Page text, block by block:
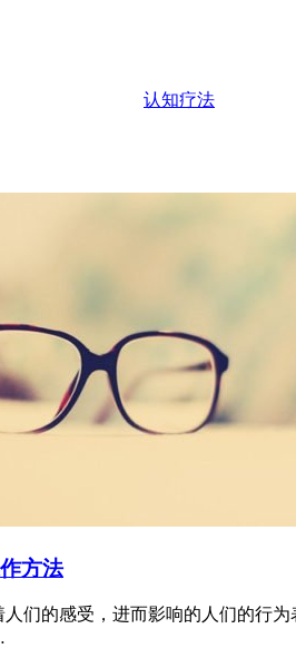
认知疗法
方法
们的感受，进而影响的人们的行